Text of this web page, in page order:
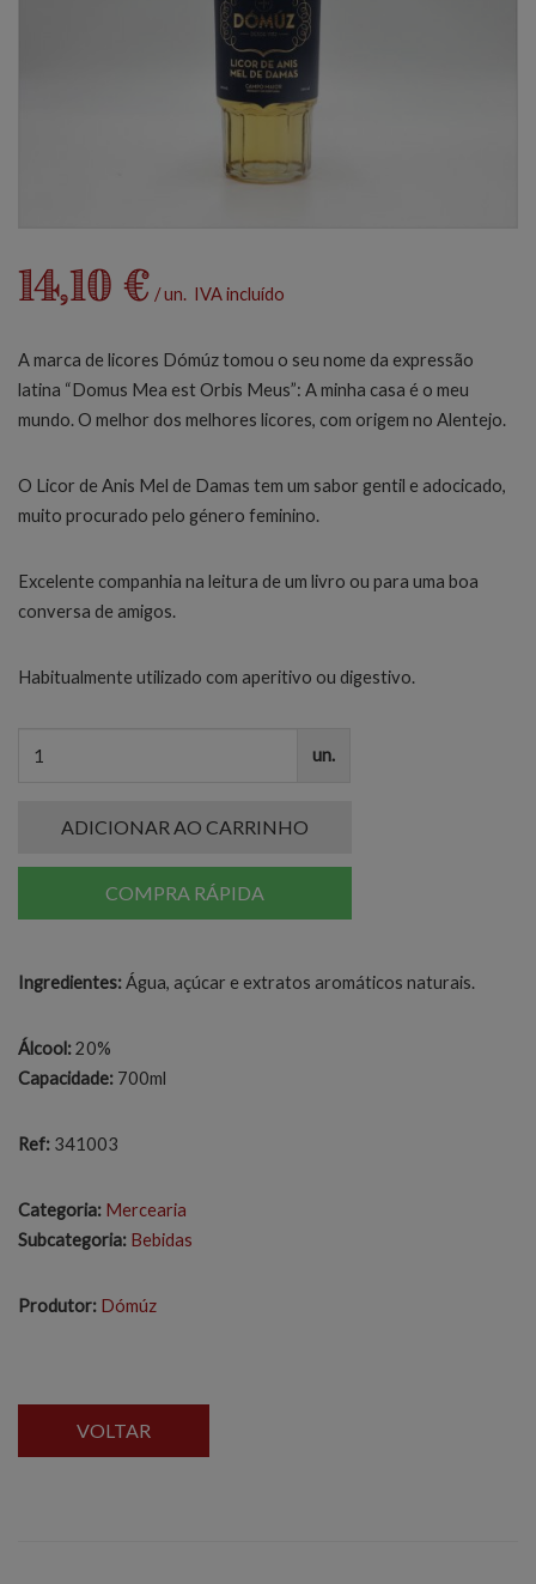
14,10 € / un. IVA incluído
A marca de licores Dómúz tomou o seu nome da expressão
latina “Domus Mea est Orbis Meus”: A minha casa é o meu
mundo. O melhor dos melhores licores, com origem no Alentejo.
O Licor de Anis Mel de Damas tem um sabor gentil e adocicado,
muito procurado pelo género feminino.
Excelente companhia na leitura de um livro ou para uma boa
conversa de amigos.
Habitualmente utilizado com aperitivo ou digestivo.
un.
ADICIONAR AO CARRINHO
COMPRA RÁPIDA
Ingredientes:Água, açúcar e extratos aromáticos naturais.
Álcool:20%
Capacidade: 700ml
Ref: 341003
Categoria: Mercearia
Subcategoria: Bebidas
Produtor: Dómúz
VOLTAR